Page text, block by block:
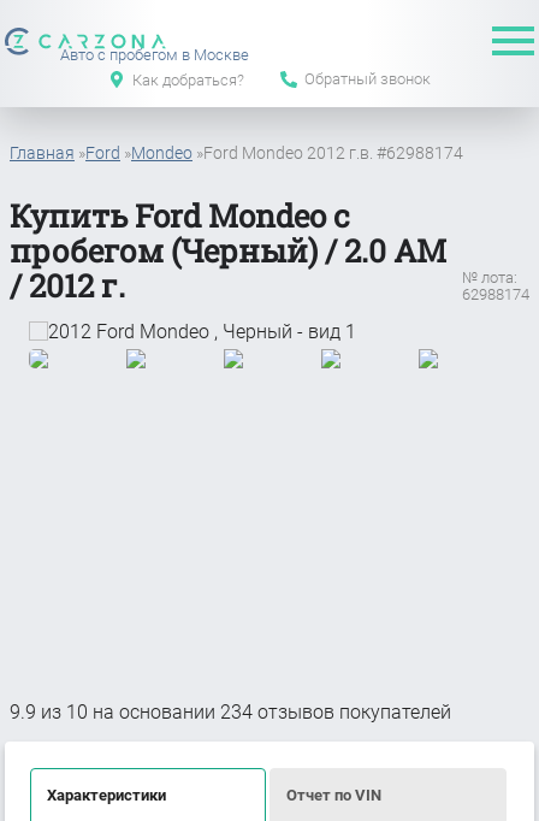
Авто с пробегом в Москве
Как добраться?
Обратный звонок
Главная »Ford »Mondeo »Ford Mondeo 2012 г.в. #62988174
Купить Ford Mondeo с
пробегом (Черный) / 2.0 АМ
/ 2012 г.
№ лота:
62988174
9.9 из 10 на основании 234 отзывов покупателей
Характеристики Отчет по VIN